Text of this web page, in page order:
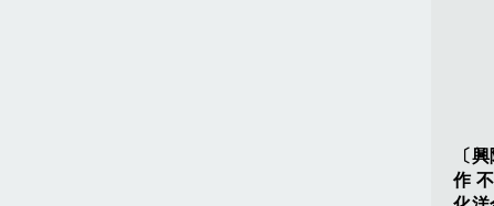
〔
作